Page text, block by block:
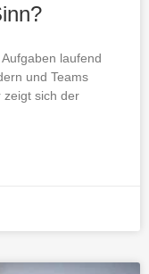
laufend
und Teams
zeigt sich der